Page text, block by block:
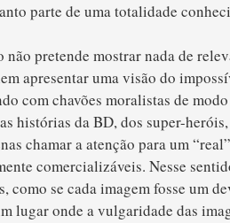
parte de uma totalidade
não pretende mostrar nada de
apresentar uma visão do
com chavões moralistas de
histórias da BD, dos super-
chamar a atenção para um
comercializáveis. Nesse
como se cada imagem fosse um
lugar onde a vulgaridade das